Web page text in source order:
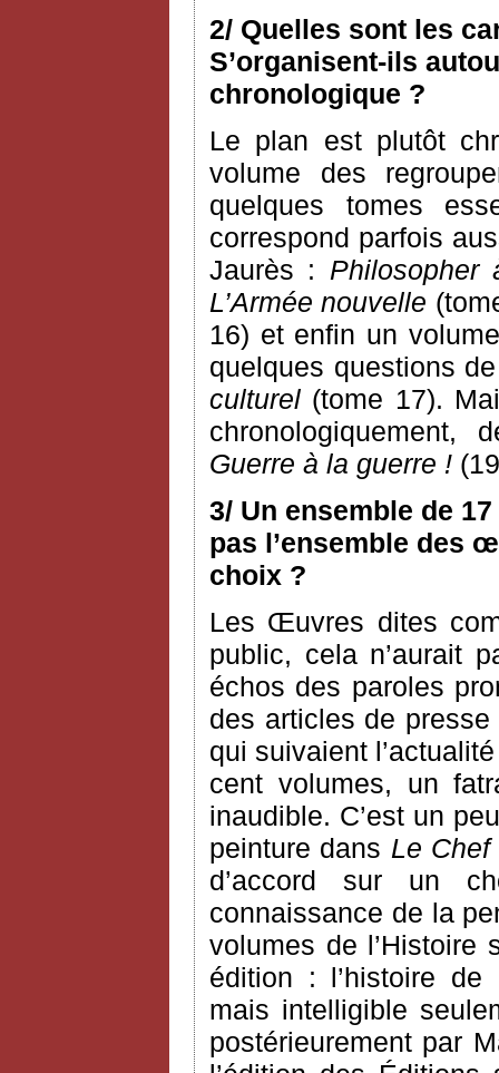
2/ Quelles sont les
S’organisent-ils
chronologique ?
Le plan est plutôt
volume des
quelques tomes
correspond parfois
Jaurès : Philosopher
L’Armée nouvelle
16) et enfin un
quelques questions
culturel (tome 17).
chronologiquement,
Guerre à la guerre !
3/ Un ensemble de
pas l’ensemble des
choix ?
Les Œuvres dites
public, cela n’aurait
échos des paroles
des articles de
qui suivaient
cent volumes, un
inaudible. C’est un
peinture dans Le
d’accord sur un
connaissance de la
volumes de l’Histoire
édition : l’histoire
mais intelligible
postérieurement par